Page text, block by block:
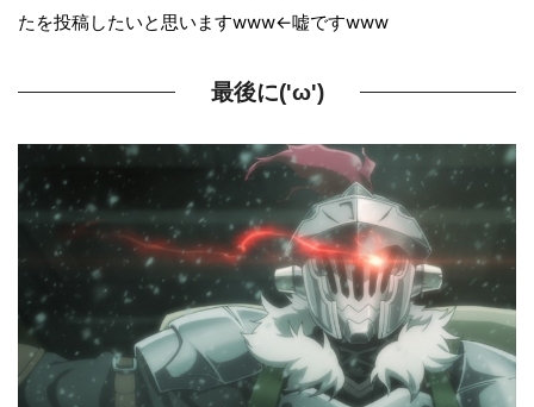
たを投稿したいと思いますwww←嘘ですwww
最後に('ω')